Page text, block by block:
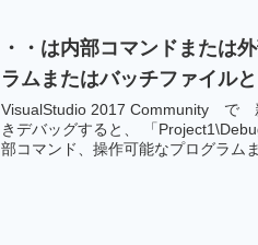
・・は内部コマンドまたは
ラムまたはバッチファイル
VisualStudio 2017 Community で
きデバッグすると、 「
部コマンド、操作可能なプログラム